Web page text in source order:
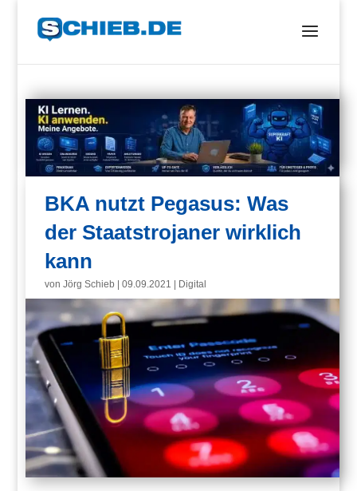
BKA nutzt Pegasus: Was
der Staatstrojaner wirklich
kann
vonJörg Schieb |09.09.2021 Digital